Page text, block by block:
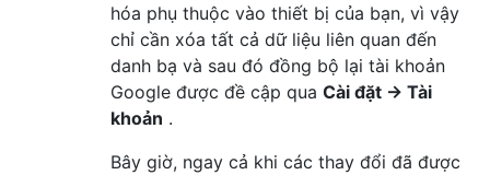
hóa phụ thuộc vào thiết bị của bạn, vì vậy
chỉ cần xóa tất cả dữ liệu liên quan đến
danh bạ và sau đó đồng bộ lại tài khoản
Google được đề cập qua Cài đặt → Tài
khoản .
Bây giờ, ngay cả khi các thay đổi đã được